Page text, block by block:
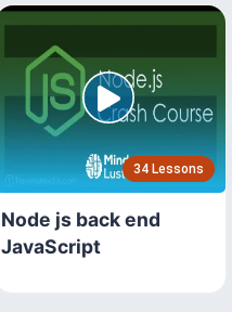
34 Lessons
Node js back end
JavaScript